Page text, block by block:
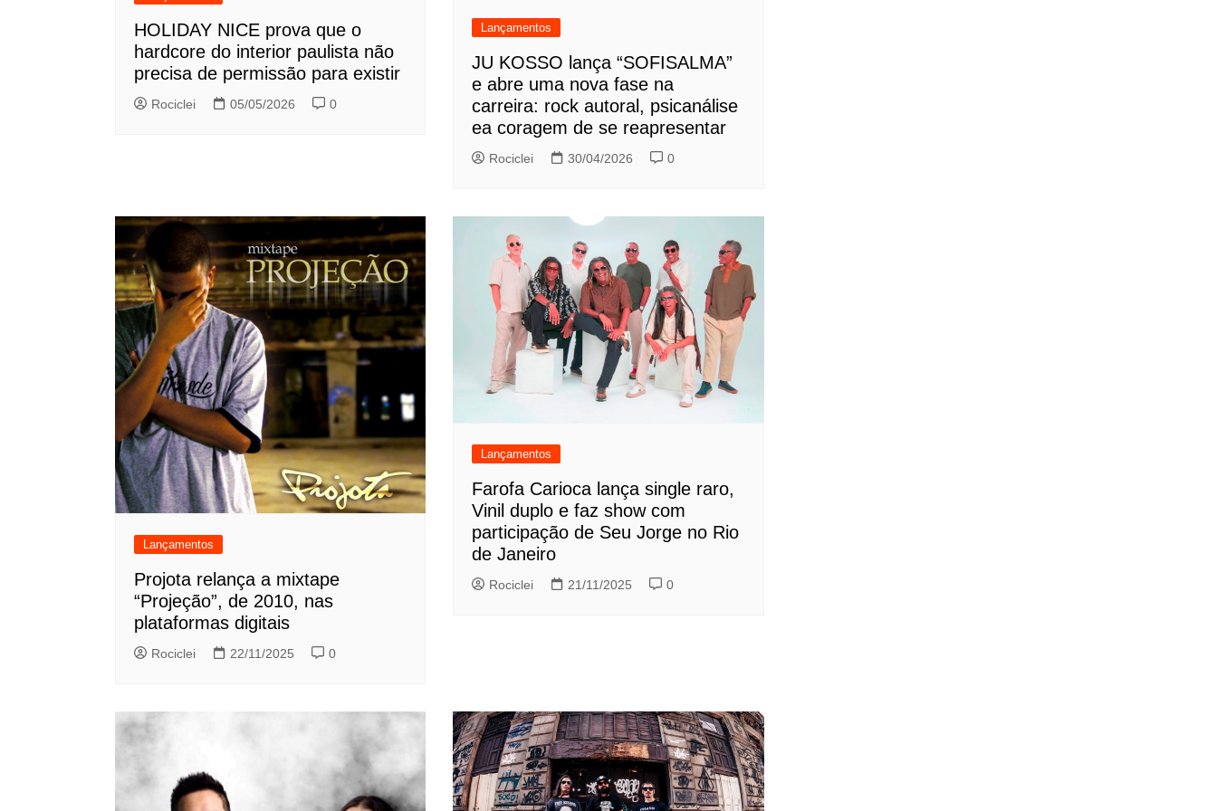
HOLIDAY NICE prova que o
hardcore do interior paulista não
precisa de permissão para existir
Rociclei 05/05/2026 0
Lançamentos
JU KOSSO lança “SOFISALMA”
e abre uma nova fase na
carreira: rock autoral, psicanálise
ea coragem de se reapresentar
Rociclei 30/04/2026 0
Lançamentos
Projota relança a mixtape
“Projeção”, de 2010, nas
plataformas digitais
Rociclei 22/11/2025 0
Lançamentos
Farofa Carioca lança single raro,
Vinil duplo e faz show com
participação de Seu Jorge no Rio
de Janeiro
Rociclei 21/11/2025 0